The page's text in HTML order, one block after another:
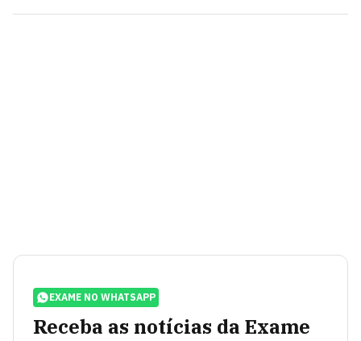
EXAME NO WHATSAPP
Receba as notícias da Exame